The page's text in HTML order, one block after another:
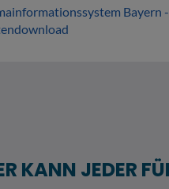
Bayern -